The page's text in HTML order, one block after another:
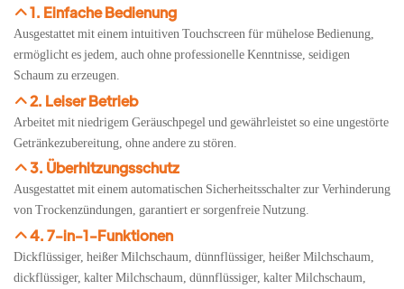
1. Einfache Bedienung
Ausgestattet mit einem intuitiven Touchscreen für mühelose Bedienung,
ermöglicht es jedem, auch ohne professionelle Kenntnisse, seidigen
Schaum zu erzeugen.
2. Leiser Betrieb
Arbeitet mit niedrigem Geräuschpegel und gewährleistet so eine ungestörte
Getränkezubereitung, ohne andere zu stören.
3. Überhitzungsschutz
Ausgestattet mit einem automatischen Sicherheitsschalter zur Verhinderung
von Trockenzündungen, garantiert er sorgenfreie Nutzung.
4. 7-in-1-Funktionen
Dickflüssiger, heißer Milchschaum, dünnflüssiger, heißer Milchschaum,
dickflüssiger, kalter Milchschaum, dünnflüssiger, kalter Milchschaum,